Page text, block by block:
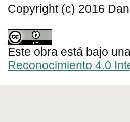
Copyright (c) 2016
Este obra está bajo
Reconocimiento 4.0